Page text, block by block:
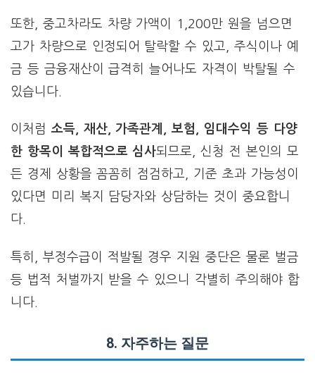
또한, 중고차라도 차량 가액이 1,200만 원을 넘으면
고가 차량으로 인정되어 탈락할 수 있고, 주식이나 예
금 등 금융재산이 급격히 늘어나도 자격이 박탈될 수
있습니다.
이처럼 소득, 재산, 가족관계, 보험, 임대수익 등 다양
한 항목이 복합적으로 심사되므로, 신청 전 본인의 모
든 경제 상황을 꼼꼼히 점검하고, 기준 초과 가능성이
있다면 미리 복지 담당자와 상담하는 것이 중요합니
다.
특히, 부정수급이 적발될 경우 지원 중단은 물론 벌금
등 법적 처벌까지 받을 수 있으니 각별히 주의해야 합
니다.
8. 자주하는 질문